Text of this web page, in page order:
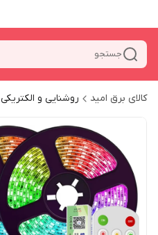
جستجو
کالای برق امید روشنایی و الکتریکی